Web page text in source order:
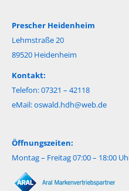
Prescher Heidenheim
Lehmstraße 20
89520 Heidenheim
Kontakt:
Telefon: 07321 – 42118
eMail:oswald.hdh@web.de
Öffnungszeiten:
Montag – Freitag 07:00 – 18:00